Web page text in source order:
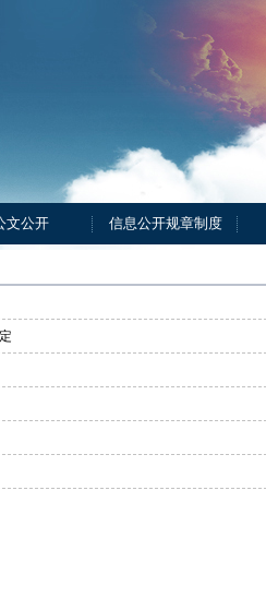
文公开 信息公开规章制度